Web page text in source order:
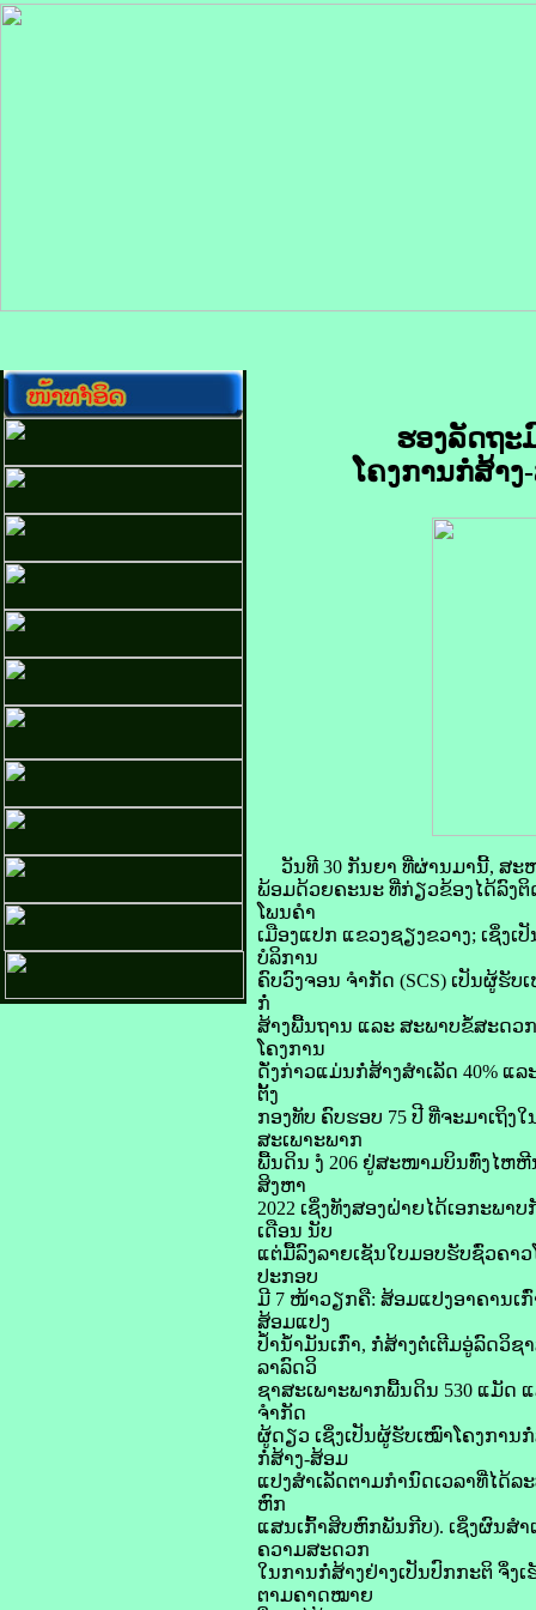
ຮອງລັດຖະ
ໂຄງການກໍ່ສ້າ
ວັນທີ 30 ກັນຍາ ທີ່ຜ່ານມານີ້, ສະ
ພ້ອມດ້ວຍຄະນະ ທີ່ກ່ຽວຂ້ອງໄດ້ລົງ
ໂພນຄໍາ
ເມືອງແປກ ແຂວງຊຽງຂວາງ; ເຊິ່ງ
ບໍລິການ
ຄົບວົງຈອນ ຈໍາກັດ (SCS) ເປັນຜູ້ຮັ
ກໍ່
ສ້າງພື້ນຖານ ແລະ ສະພາບຂໍ້ສະດວ
ໂຄງການ
ດັ່ງກ່າວແມ່ນກໍ່ສ້າງສໍາເລັດ 40% ແ
ຕັ້ງ
ກອງທັບ ຄົບຮອບ 75 ປີ ທີ່ຈະມາເຖິ
ສະເພາະພາກ
ພື້ນດິນ ງໍ 206 ຢູ່ສະໜາມບິນທົ່ງໄຫຫີ
ສິງຫາ
2022 ເຊິ່ງທັງສອງຝ່າຍໄດ້ເອກະພ
ເດືອນ ນັບ
ແຕ່ມື້ລົງລາຍເຊັນໃບມອບຮັບຊົ່ວຄາວ
ປະກອບ
ມີ 7 ໜ້າວຽກຄື: ສ້ອມແປງອາຄານເກົ່
ສ້ອມແປງ
ປໍ້ານໍ້າມັນເກົ່າ, ກໍ່ສ້າງຕໍ່ເຕີມອູ່ລົດວິ
ລາລົດວິ
ຊາສະເພາະພາກພື້ນດິນ 530 ແມັດ
ຈໍາກັດ
ຜູ້ດຽວ ເຊິ່ງເປັນຜູ້ຮັບເໝົາໂຄງການ
ກໍ່ສ້າງ-ສ້ອມ
ແປງສຳເລັດຕາມກຳນົດເວລາທີ່ໄດ້ລ
ຫົກ
ແສນເກົ້າສິບຫົກພັນກີບ). ເຊິ່ງຜົນສໍ
ຄວາມສະດວກ
ໃນການກໍ່ສ້າງຢ່າງເປັນປົກກະຕິ ຈຶ່ງ
ຕາມຄາດໝາຍ